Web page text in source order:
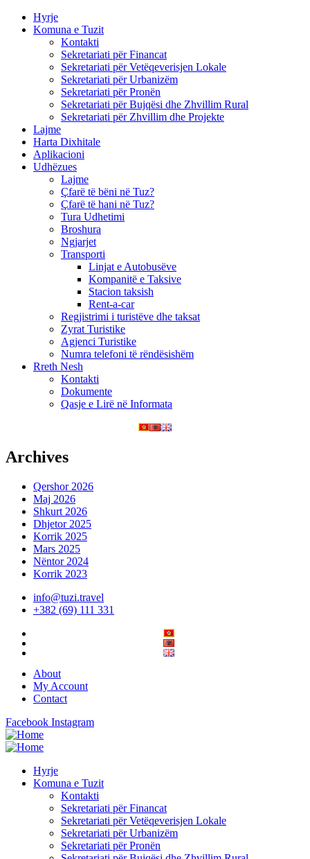
Hyrje
Komuna e Tuzit
Kontakti
Sekretariati për Financat
Sekretariati për Vetëqeverisjen Lokale
Sekretariati për Urbanizëm
Sekretariati për Pronën
Sekretariati për Bujqësi dhe Zhvillim Rural
Sekretariati për Zhvillim dhe Projekte
Lajme
Harta Dixhitale
Aplikacioni
Udhëzues
Lajme
Çfarë të bëni në Tuz?
Çfarë të hani në Tuz?
Tura Udhetimi
Broshura
Ngjarjet
Transporti
Linjat e Autobusëve
Kompanitë e Taksive
Stacion taksish
Rent-a-car
Regjistrimi i turistëve dhe taksat
Zyrat Turistike
Agjenci Turistike
Numra telefoni të rëndësishëm
Rreth Nesh
Kontakti
Dokumente
Qasje e Lirë në Informata
Archives
Qershor 2026
Maj 2026
Shkurt 2026
Dhjetor 2025
Korrik 2025
Mars 2025
Nëntor 2024
Korrik 2023
info@tuzi.travel
+382 (69) 111 331
About
My Account
Contact
Facebook Instagram
Hyrje
Komuna e Tuzit
Kontakti
Sekretariati për Financat
Sekretariati për Vetëqeverisjen Lokale
Sekretariati për Urbanizëm
Sekretariati për Pronën